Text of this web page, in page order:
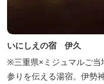
いにしえの宿 伊久
※三重県×ミジュマルご当地コラ
参りを伝える湯宿。伊勢